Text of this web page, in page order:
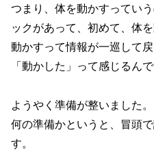
つまり、体を動かすってい
ックがあって、初めて、体を
動かすって情報が一巡して
「動かした」って感じるんで
ようやく準備が整いました。
何の準備かというと、冒頭
す。